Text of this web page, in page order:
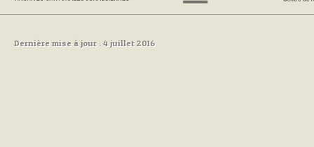
Dernière mise à jour : 4 juillet 2016